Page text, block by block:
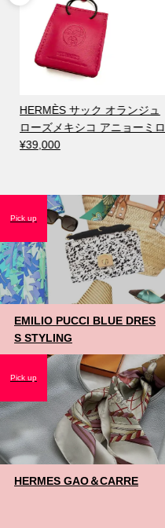
HERMÈS サック オランジュ
ローズメキシコ アニョーミロ
¥39,000
EMILIO PUCCI BLUE DRES
S STYLING
Pick up
HERMES GAO＆CARRE
Pick up